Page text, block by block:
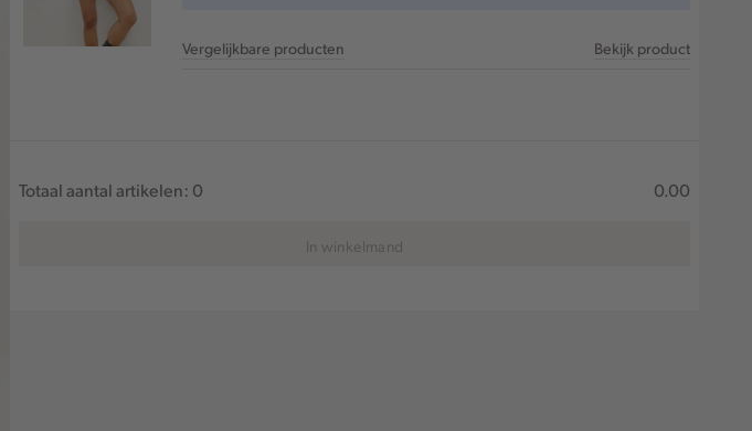
Vergelijkbare producten Bekijk product
Totaal aantal artikelen: 0 0.00
In winkelmand